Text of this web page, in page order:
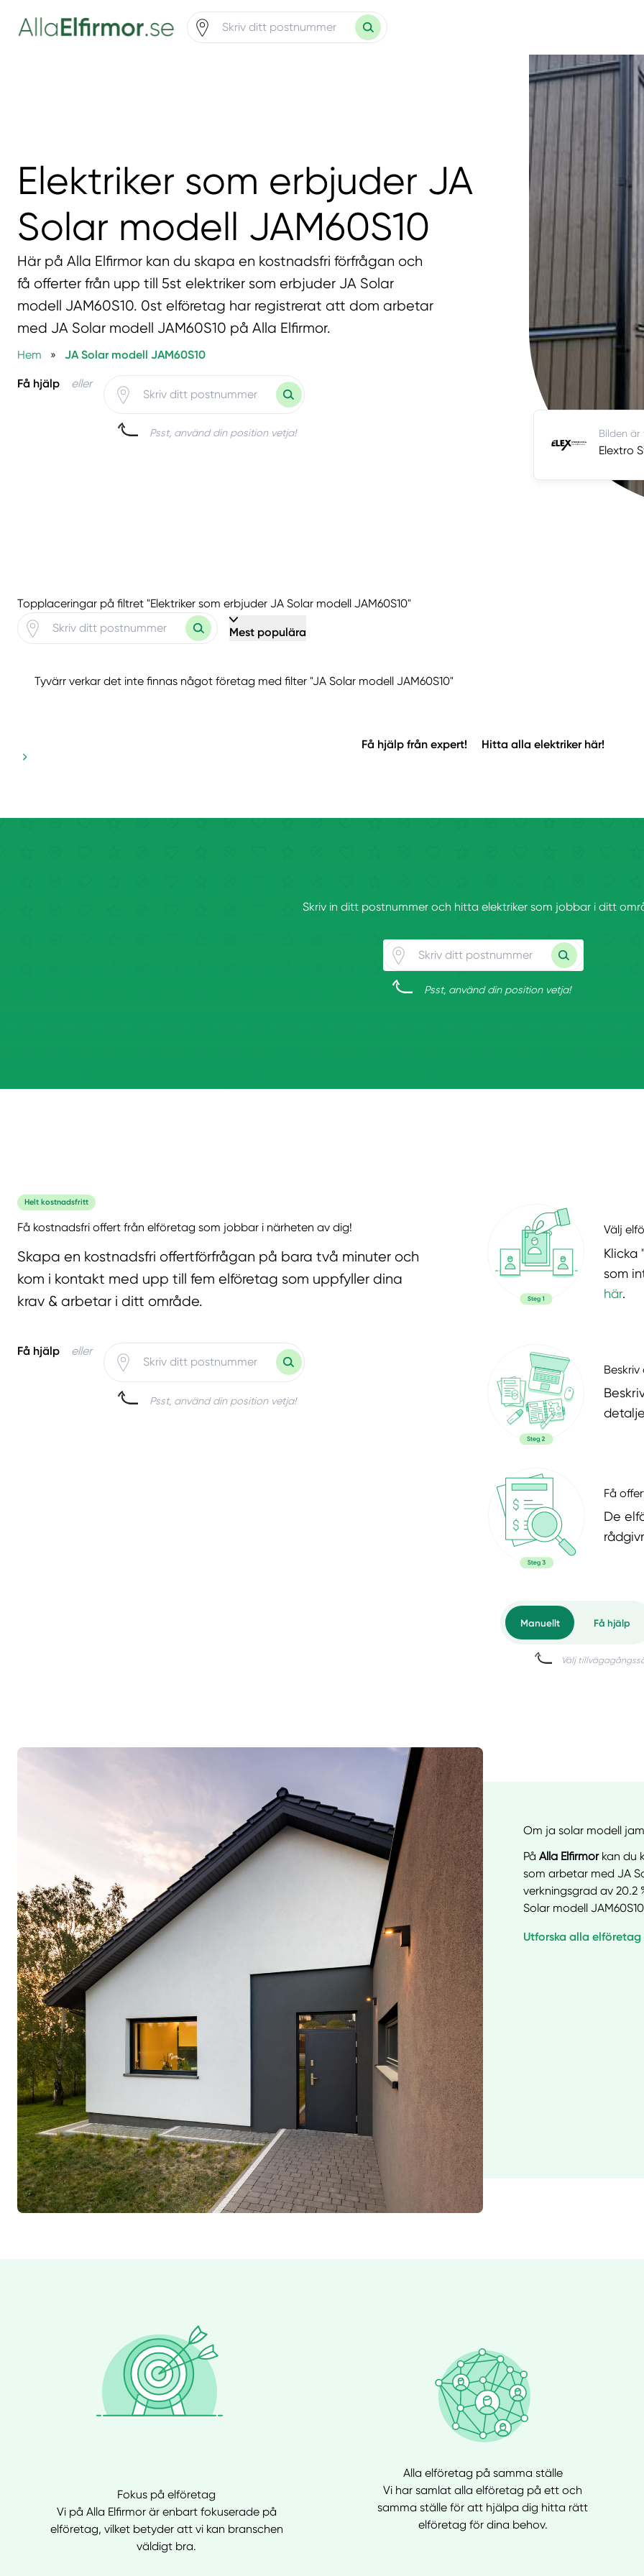
Elektriker som erbjuder JA
Solar modell JAM60S10
Här på Alla Elfirmor kan du skapa en kostnadsfri förfrågan och
få offerter från upp till 5st elektriker som erbjuder JA Solar
modell JAM60S10. 0st elföretag har registrerat att dom arbetar
med JA Solar modell JAM60S10 på Alla Elfirmor.
Hem » JA Solar modell JAM60S10
Få hjälp eller
Psst, använd din position vetja! Bilden är
Elextro
Topplaceringar på filtret "Elektriker som erbjuder JA Solar modell JAM60S10"
Mest populära
Tyvärr verkar det inte finnas något företag med filter "JA Solar modell JAM60S10"
Få hjälp från expert! Hitta alla elektriker här!
Skriv in ditt postnummer och hitta elektriker som jobbar i ditt
Psst, använd din position vetja!
Helt kostnadsfritt
Få kostnadsfri offert från elföretag som jobbar i närheten av dig!
Skapa en kostnadsfri offertförfrågan på bara två minuter och
kom i kontakt med upp till fem elföretag som uppfyller dina
krav & arbetar i ditt område.
Få hjälp eller
Psst, använd din position vetja!
Välj
Klicka
som
här.
Få
De
Om ja solar modell
På Alla Elfirmorkan du
som arbetar med JA
verkningsgrad av 20.2
Solar modell
Utforska alla elföretag
Fokus på elföretag
Vi på Alla Elfirmor är enbart fokuserade på
elföretag, vilket betyder att vi kan branschen
väldigt bra.
Alla elföretag på samma ställe
Vi har samlat alla elföretag på ett och
samma ställe för att hjälpa dig hitta rätt
elföretag för dina behov.